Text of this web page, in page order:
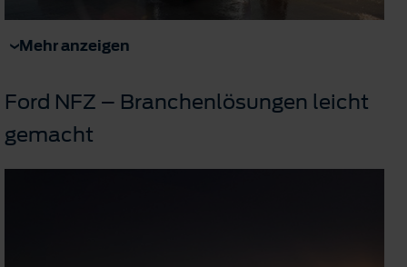
Mehr anzeigen
Ford NFZ – Branchenlösungen leicht
gemacht